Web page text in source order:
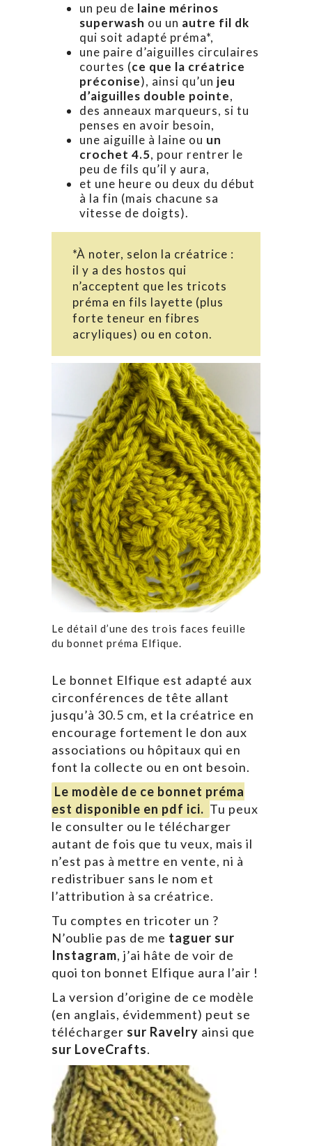
un peu de laine mérinos
superwash ou un autre fil dk
qui soit adapté préma*,
une paire d’aiguilles circulaires
courtes (ce que la créatrice
préconise), ainsi qu’un jeu
d’aiguilles double pointe,
des anneaux marqueurs, si tu
penses en avoir besoin,
une aiguille à laine ou un
crochet 4.5, pour rentrer le
peu de fils qu’il y aura,
et une heure ou deux du début
à la fin (mais chacune sa
vitesse de doigts).
*À noter, selon la créatrice :
il y a des hostos qui
n’acceptent que les tricots
préma en fils layette (plus
forte teneur en fibres
acryliques) ou en coton.
Le détail d’une des trois faces feuille
du bonnet préma Elfique.
Le bonnet Elfique est adapté aux
circonférences de tête allant
jusqu’à 30.5 cm, et la créatrice en
encourage fortement le don aux
associations ou hôpitaux qui en
font la collecte ou en ont besoin.
Le modèle de ce bonnet préma
est disponible en pdf ici. Tu peux
le consulter ou le télécharger
autant de fois que tu veux, mais il
n’est pas à mettre en vente, ni à
redistribuer sans le nom et
l’attribution à sa créatrice.
Tu comptes en tricoter un ?
N’oublie pas de me taguer sur
Instagram, j’ai hâte de voir de
quoi ton bonnet Elfique aura l’air !
La version d’origine de ce modèle
(en anglais, évidemment) peut se
télécharger sur Ravelry ainsi que
sur LoveCrafts.